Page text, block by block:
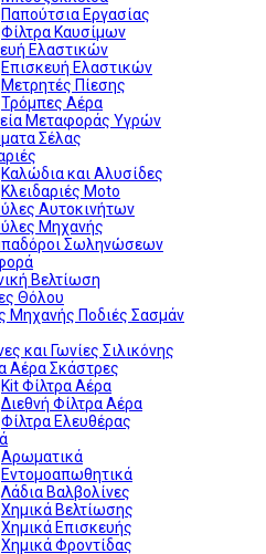
Παπούτσια Εργασίας
Φίλτρα Καυσίμων
Ελαστικών
Επισκευή Ελαστικών
Μετρητές Πίεσης
Τρόμπες Αέρα
Μεταφοράς Υγρών
Σέλας
Καλώδια και Αλυσίδες
Κλειδαριές Moto
Αυτοκινήτων
Μηχανής
Σωληνώσεων
Βελτίωση
Θόλου
Μηχανής Ποδιές Σασμάν
και Γωνίες Σιλικόνης
Αέρα Σκάστρες
Kit Φίλτρα Αέρα
Διεθνή Φίλτρα Αέρα
Φίλτρα Ελευθέρας
Αρωματικά
Εντομοαπωθητικά
Λάδια Βαλβολίνες
Χημικά Βελτίωσης
Χημικά Επισκευής
Χημικά Φροντίδας